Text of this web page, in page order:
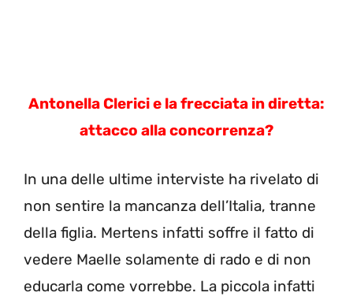
Antonella Clerici e la frecciata in diretta:
attacco alla concorrenza?
In una delle ultime interviste ha rivelato di
non sentire la mancanza dell’Italia, tranne
della figlia. Mertens infatti soffre il fatto di
vedere Maelle solamente di rado e di non
educarla come vorrebbe. La piccola infatti